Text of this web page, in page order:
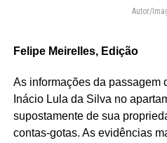
Autor/
Felipe Meirelles, Edição
As informações da passagem
Inácio Lula da Silva no
supostamente de sua
contas-gotas. As evidências